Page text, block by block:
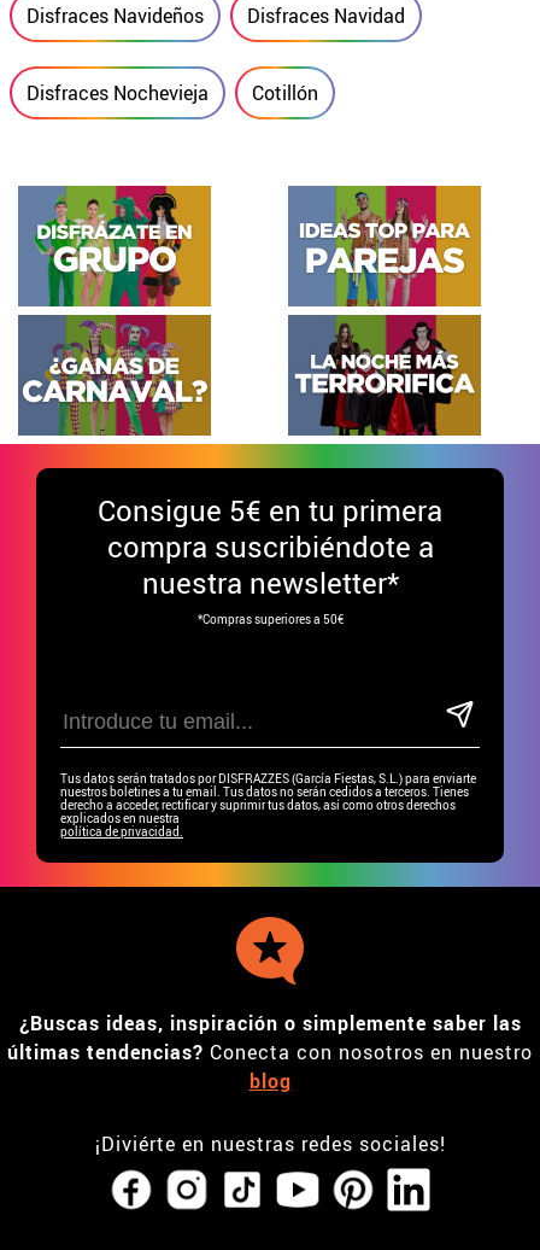
Disfraces Navideños Disfraces Navidad
Disfraces Nochevieja Cotillón
Consigue 5€ en tu primera
compra suscribiéndote a
nuestra newsletter*
*Compras superiores a 50€
Tus datos serán tratados por DISFRAZZES (García Fiestas, S.L.) para enviarte
nuestros boletines a tu email. Tus datos no serán cedidos a terceros. Tienes
derecho a acceder, rectificar y suprimir tus datos, así como otros derechos
explicados en nuestra
política de privacidad.
¿Buscas ideas, inspiración o simplemente saber las
últimas tendencias? Conecta con nosotros en nuestro
blog
¡Diviérte en nuestras redes sociales!